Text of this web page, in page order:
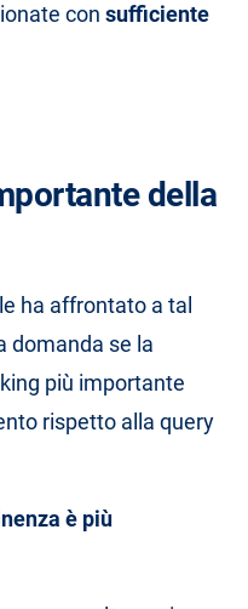
con sufficiente
della
ha affrontato a tal
domanda se la
più importante
rispetto alla query
è più